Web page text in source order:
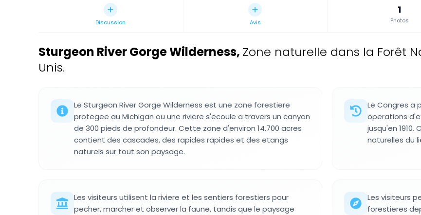
Discussion Avis
1
Photos
Sturgeon River Gorge Wilderness, Zone naturelle dans la Forêt
Unis.
Le Sturgeon River Gorge Wilderness est une zone forestiere
protegee au Michigan ou une riviere s'ecoule a travers un canyon
de 300 pieds de profondeur. Cette zone d'environ 14.700 acres
contient des cascades, des rapides rapides et des etangs
naturels sur tout son paysage.
Le Congres a
operations
jusqu'en
naturelles du
Les visiteurs utilisent la riviere et les sentiers forestiers pour
pecher, marcher et observer la faune, tandis que le paysage
Les visiteurs
forestieres